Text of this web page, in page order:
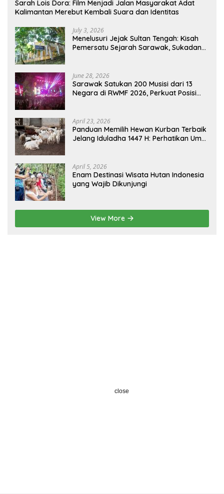
Sarah Lois Dora: Film Menjadi Jalan Masyarakat Adat
Kalimantan Merebut Kembali Suara dan Identitas
July 3, 2026
Menelusuri Jejak Sultan Tengah: Kisah
Pemersatu Sejarah Sarawak, Sukadana,
June 28, 2026
Sarawak Satukan 200 Musisi dari 13
Negara di RWMF 2026, Perkuat Posisi
April 23, 2026
Panduan Memilih Hewan Kurban Terbaik
Jelang Iduladha 1447 H: Perhatikan Umur
April 5, 2026
Enam Destinasi Wisata Hutan Indonesia
yang Wajib Dikunjungi
View More
close